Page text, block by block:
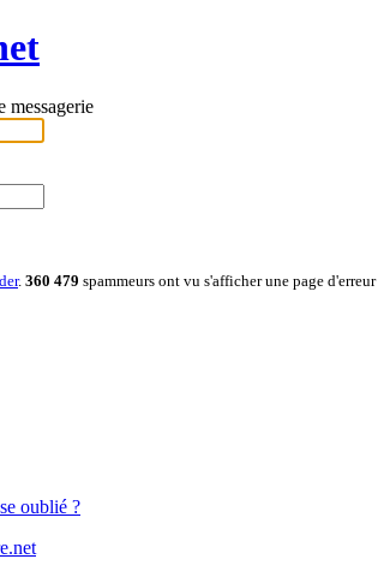
messagerie
. 360 479 spammeurs ont vu s'afficher une page d'erreur
oublié ?